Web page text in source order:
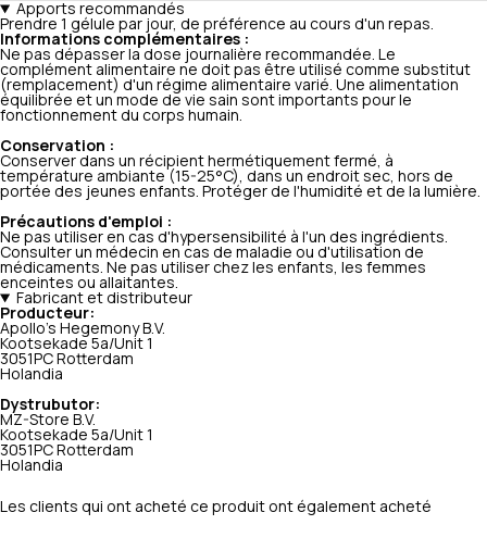
Apports recommandés
Prendre 1 gélule par jour, de préférence au cours d'un repas.
Informations complémentaires :
Ne pas dépasser la dose journalière recommandée. Le
complément alimentaire ne doit pas être utilisé comme substitut
(remplacement) d'un régime alimentaire varié. Une alimentation
équilibrée et un mode de vie sain sont importants pour le
fonctionnement du corps humain.
Conservation :
Conserver dans un récipient hermétiquement fermé, à
température ambiante (15-25°C), dans un endroit sec, hors de
portée des jeunes enfants. Protéger de l'humidité et de la lumière.
Précautions d'emploi :
Ne pas utiliser en cas d'hypersensibilité à l'un des ingrédients.
Consulter un médecin en cas de maladie ou d'utilisation de
médicaments. Ne pas utiliser chez les enfants, les femmes
enceintes ou allaitantes.
Fabricant et distributeur
Producteur:
Apollo's Hegemony B.V.
Kootsekade 5a/Unit 1
3051PC Rotterdam
Holandia
Dystrubutor:
MZ-Store B.V.
Kootsekade 5a/Unit 1
3051PC Rotterdam
Holandia
Les clients qui ont acheté ce produit ont également acheté